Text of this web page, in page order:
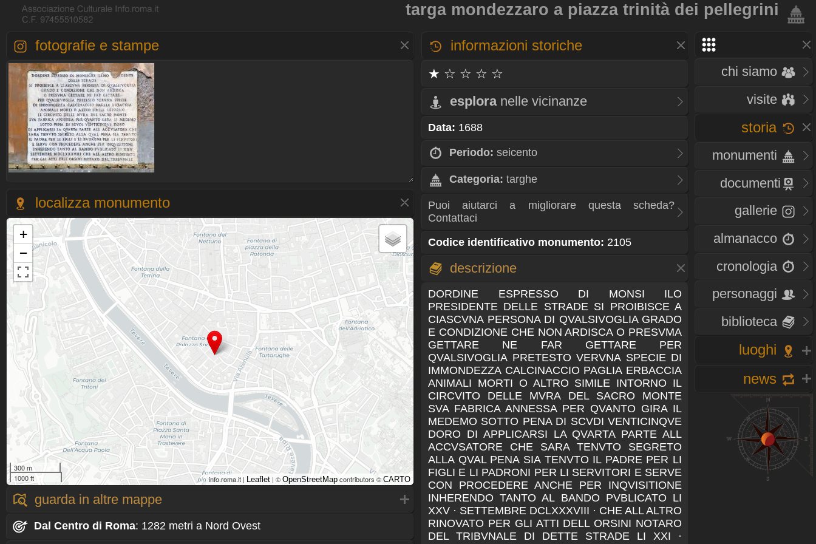
targa mondezzaro a piazza trinità dei pellegrini
chi siamo
visite
storia
monumenti
documenti
gallerie
almanacco
cronologia
personaggi
biblioteca
luoghi
news
fotografie e stampe
localizza monumento
+
−
300 m
1000 ft
info.roma.it | Leaflet | © OpenStreetMap contributors © CARTO
guarda in altre mappe
Dal Centro di Roma: 1282 metri a Nord Ovest
informazioni storiche
★ ☆ ☆ ☆ ☆
esplora nelle vicinanze
Data: 1688
Periodo: seicento
Categoria: targhe
Puoi aiutarci a migliorare questa scheda?
Contattaci
Codice identificativo monumento: 2105
descrizione
DORDINE ESPRESSO DI MONSI ILO
PRESIDENTE DELLE STRADE SI PROIBISCE A
CIASCVNA PERSONA DI QVALSIVOGLIA GRADO
E CONDIZIONE CHE NON ARDISCA O PRESVMA
GETTARE NE FAR GETTARE PER
QVALSIVOGLIA PRETESTO VERVNA SPECIE DI
IMMONDEZZA CALCINACCIO PAGLIA ERBACCIA
ANIMALI MORTI O ALTRO SIMILE INTORNO IL
CIRCVITO DELLE MVRA DEL SACRO MONTE
SVA FABRICA ANNESSA PER QVANTO GIRA IL
MEDEMO SOTTO PENA DI SCVDI VENTICINQVE
DORO DI APPLICARSI LA QVARTA PARTE ALL
ACCVSATORE CHE SARA TENVTO SEGRETO
ALLA QVAL PENA SIA TENVTO IL PADRE PER LI
FIGLI E LI PADRONI PER LI SERVITORI E SERVE
CON PROCEDERE ANCHE PER INQVISITIONE
INHERENDO TANTO AL BANDO PVBLICATO LI
XXV · SETTEMBRE DCLXXXVIII · CHE ALL ALTRO
RINOVATO PER GLI ATTI DELL ORSINI NOTARO
DEL TRIBVNALE DI DETTE STRADE LI XXI ·